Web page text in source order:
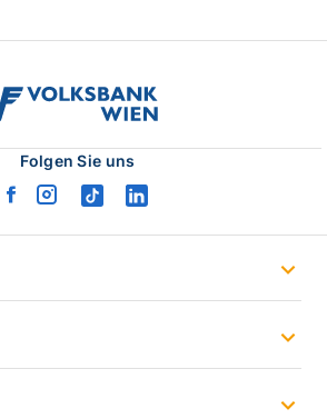
volksbank
wien
Folgen Sie uns
facebook
instagram
tiktoklinkedin